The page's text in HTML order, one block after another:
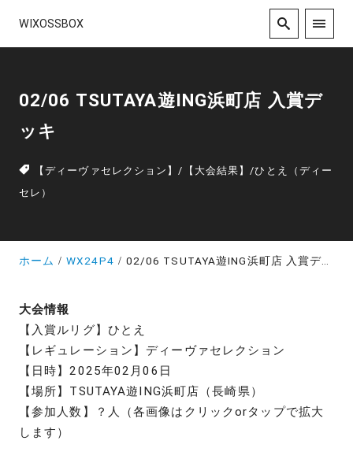
WIXOSSBOX
02/06 TSUTAYA遊ING浜町店 入賞デ
ッキ
【ディーヴァセレクション】/ 【大会結果】/ひとえ（ディー
セレ）
ホーム WX24P4 02/06 TSUTAYA遊ING浜町店 入賞デッキ
大会情報
【入賞ルリグ】ひとえ
【レギュレーション】ディーヴァセレクション
【日時】2025年02月06日
【場所】TSUTAYA遊ING浜町店（長崎県）
【参加人数】？人（各画像はクリックorタップで拡大
します）